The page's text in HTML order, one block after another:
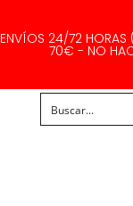
ENVÍOS 24/72 HORAS
70€ - NO